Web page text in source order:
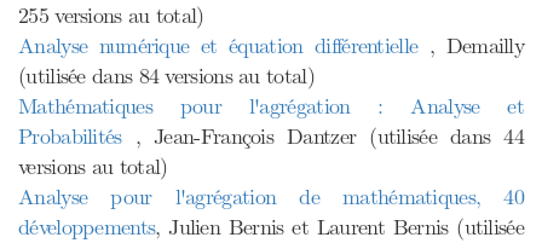
255 versions au total)
Analyse numérique et équation différentielle , Demailly
(utilisée dans 84 versions au total)
Mathématiques pour l'agrégation : Analyse et
Probabilités , Jean-François Dantzer (utilisée dans 44
versions au total)
Analyse pour l'agrégation de mathématiques, 40
développements, Julien Bernis et Laurent Bernis (utilisée